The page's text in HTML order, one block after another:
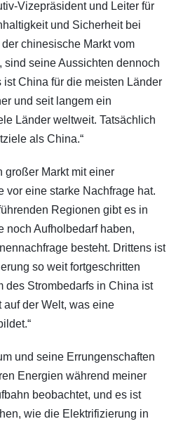
Vizepräsident und Leiter für
und Sicherheit bei
chinesische Markt vom
sind seine Aussichten dennoch
China für die meisten Länder
und seit langem ein
Länder weltweit. Tatsächlich
als China.“
großer Markt mit einer
vor eine starke Nachfrage hat.
Regionen gibt es in
noch Aufholbedarf haben,
besteht. Drittens ist
so weit fortgeschritten
des Strombedarfs in China ist
der Welt, was eine
und seine Errungenschaften
Energien während meiner
beobachtet, und es ist
wie die Elektrifizierung in